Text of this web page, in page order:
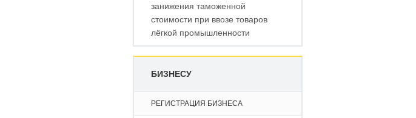
занижения таможенной
стоимости при ввозе товаров
лёгкой промышленности
БИЗНЕСУ
РЕГИСТРАЦИЯ БИЗНЕСА